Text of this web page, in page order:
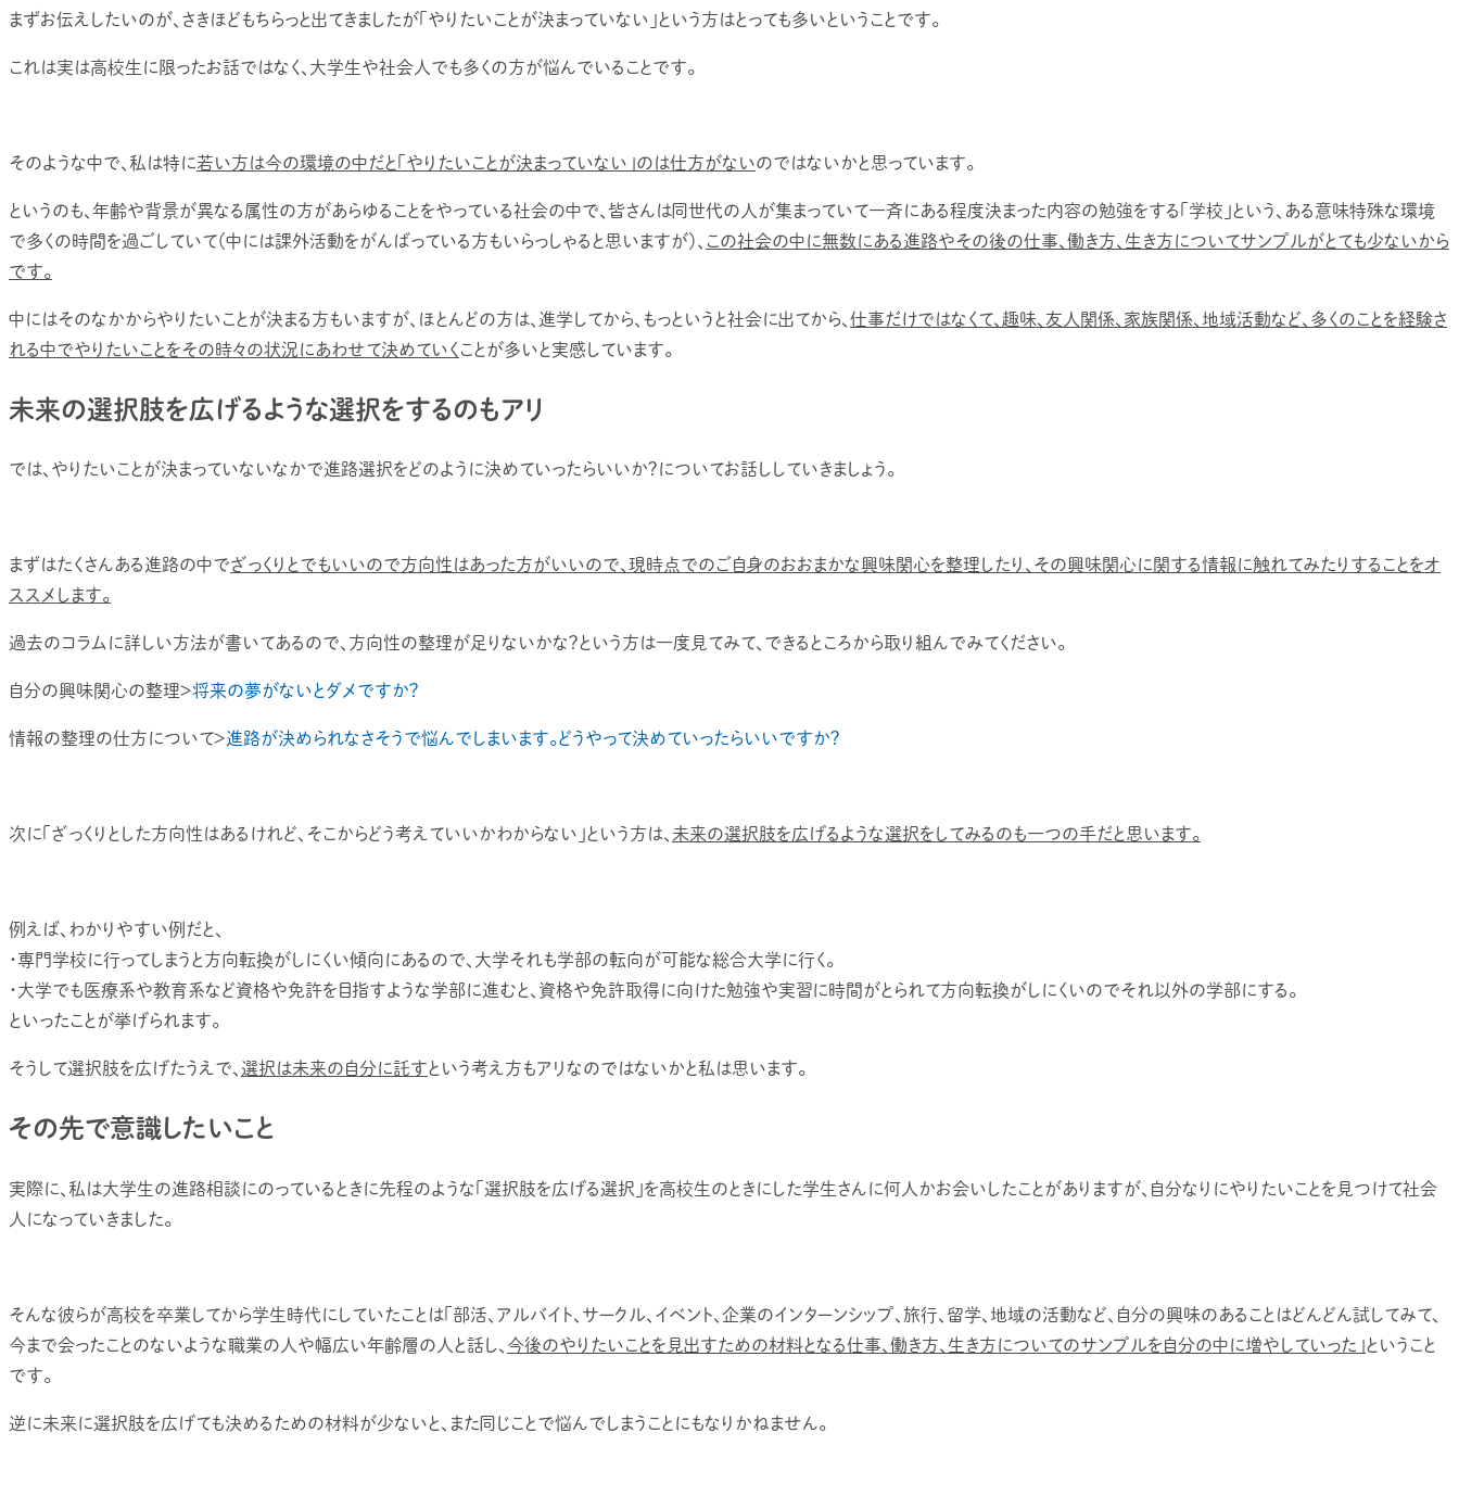
まずお伝えしたいのが、さきほどもちらっと出てきましたが「やりたいことが決まっていない」という方はとっても多いということです。
これは実は高校生に限ったお話ではなく、大学生や社会人でも多くの方が悩んでいることです。
そのような中で、私は特に若い方は今の環境の中だと「やりたいことが決まっていない」のは仕方がないのではないかと思っています。
というのも、年齢や背景が異なる属性の方があらゆることをやっている社会の中で、皆さんは同世代の人が集まっていて一斉にある程度決まった内容の勉強をする「学校」という、ある意味特殊な環境
で多くの時間を過ごしていて（中には課外活動をがんばっている方もいらっしゃると思いますが）、 この社会の中に無数にある進路やその後の仕事、働き方、生き方についてサンプルがとても少ないから
です。
中にはそのなかからやりたいことが決まる方もいますが、ほとんどの方は、進学してから、もっというと社会に出てから、 仕事だけではなくて、趣味、友人関係、家族関係、地域活動など、多くのことを経験さ
れる中でやりたいことをその時々の状況にあわせて決めていく ことが多いと実感しています。
未来の選択肢を広げるような選択をするのもアリ
では、やりたいことが決まっていないなかで進路選択をどのように決めていったらいいか？についてお話ししていきましょう。
まずはたくさんある進路の中でざっくりとでもいいので方向性はあった方がいいので、現時点でのご自身のおおまかな興味関心を整理したり、その興味関心に関する情報に触れてみたりすることをオ
ススメします。
過去のコラムに詳しい方法が書いてあるので、方向性の整理が足りないかな？という方は一度見てみて、できるところから取り組んでみてください。
自分の興味関心の整理＞将来の夢がないとダメですか？
情報の整理の仕方について＞進路が決められなさそうで悩んでしまいます。どうやって決めていったらいいですか？
次に「ざっくりとした方向性はあるけれど、そこからどう考えていいかわからない」という方は、 未来の選択肢を広げるような選択をしてみるのも一つの手だと思います。
例えば、わかりやすい例だと、
・専門学校に行ってしまうと方向転換がしにくい傾向にあるので、大学それも学部の転向が可能な総合大学に行く。
・大学でも医療系や教育系など資格や免許を目指すような学部に進むと、資格や免許取得に向けた勉強や実習に時間がとられて方向転換がしにくいのでそれ以外の学部にする。
といったことが挙げられます。
そうして選択肢を広げたうえで、 選択は未来の自分に託すという考え方もアリなのではないかと私は思います。
その先で意識したいこと
実際に、私は大学生の進路相談にのっているときに先程のような「選択肢を広げる選択」を高校生のときにした学生さんに何人かお会いしたことがありますが、自分なりにやりたいことを見つけて社会
人になっていきました。
そんな彼らが高校を卒業してから学生時代にしていたことは「部活、アルバイト、サークル、イベント、企業のインターンシップ、旅行、留学、地域の活動など、自分の興味のあることはどんどん試してみて、
今まで会ったことのないような職業の人や幅広い年齢層の人と話し、 今後のやりたいことを見出すための材料となる仕事、働き方、生き方についてのサンプルを自分の中に増やしていった」ということ
です。
逆に未来に選択肢を広げても決めるための材料が少ないと、また同じことで悩んでしまうことにもなりかねません。